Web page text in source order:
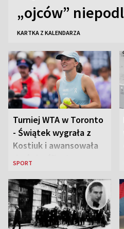
„ojców”
KARTKA Z KALENDARZA
Turniej WTA w Toronto
- Świątek wygrała z
Kostiuk i awansowała
do ćwierćfinału
SPORT